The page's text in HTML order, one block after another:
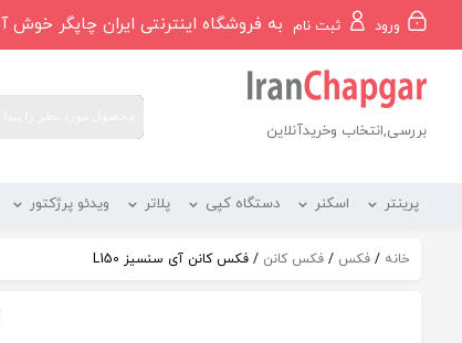
محتوا
ورود ثبت نام به فروشگاه اینترنتی ایران چاپگر خوش
بررسی,انتخاب وخریدآنلاین
پرینتر اسکنر دستگاه کپی پلاتر ویدئو پرژکتور
خانه / فکس / فکس کانن / فکس کانن آی سنسيز L150